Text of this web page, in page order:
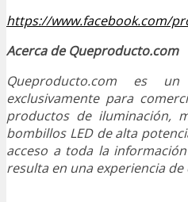
https://www.facebook.com/
Acerca de Queproducto.com
Queproducto.com es
exclusivamente para
productos de iluminación,
bombillos LED de alta
acceso a toda la
resulta en una experiencia